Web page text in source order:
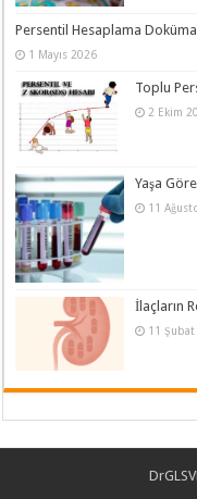
Persentil Hesaplama
1 Mayıs 2026
Toplu
2 Ekim
Yaşa
11
İlaçların
11 Şubat